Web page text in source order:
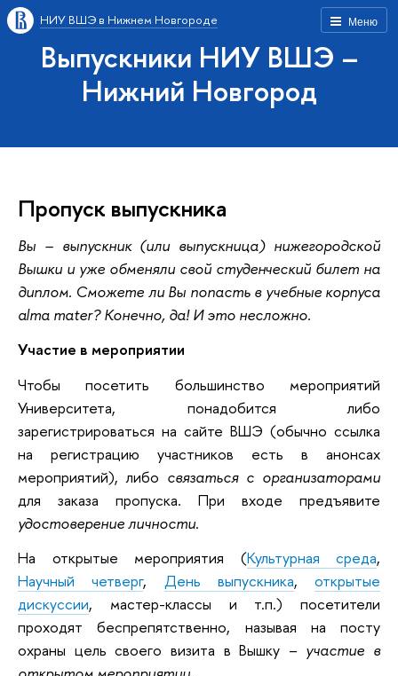
Меню
НИУ ВШЭ в Нижнем Новгороде
Выпускники НИУ ВШЭ –
Нижний Новгород
Пропуск выпускника
Вы – выпускник (или выпускница) нижегородской
Вышки и уже обменяли свой студенческий билет на
диплом. Сможете ли Вы попасть в учебные корпуса
alma mater? Конечно, да! И это несложно.
Участие в мероприятии
Чтобы посетить большинство мероприятий
Университета, понадобится либо
зарегистрироваться на сайте ВШЭ (обычно ссылка
на регистрацию участников есть в анонсах
мероприятий), либо связаться с организаторами
для заказа пропуска. При входе предъявите
удостоверение личности.
На открытые мероприятия (Культурная среда,
Научный четверг, День выпускника, открытые
дискуссии, мастер-классы и т.п.) посетители
проходят беспрепятственно, называя на посту
охраны цель своего визита в Вышку – участие в